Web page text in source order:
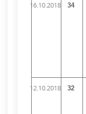
16.10.2018 34
12.10.2018 32